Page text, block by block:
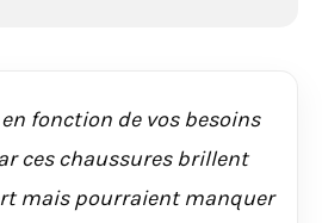
fonction de vos besoins
ces chaussures brillent
mais pourraient manquer